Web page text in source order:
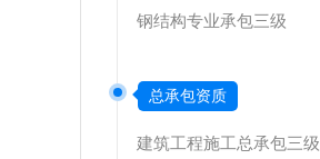
钢结构专业承包三级
总承包资质
建筑工程施工总承包三级